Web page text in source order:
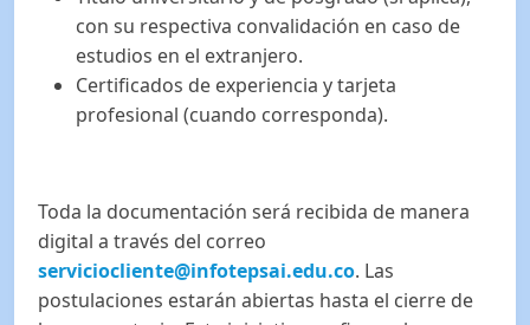
con su respectiva convalidación en caso de
estudios en el extranjero.
Certificados de experiencia y tarjeta
profesional (cuando corresponda).
Toda la documentación será recibida de manera
digital a través del correo
serviciocliente@infotepsai.edu.co. Las
postulaciones estarán abiertas hasta el cierre de